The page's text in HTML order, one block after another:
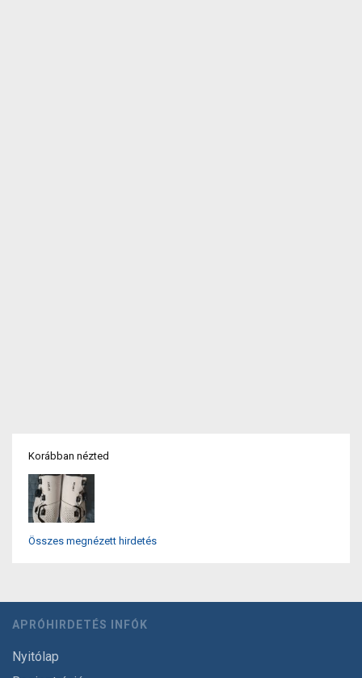
Korábban nézted
Összes megnézett hirdetés
APRÓHIRDETÉS INFÓK
Nyitólap